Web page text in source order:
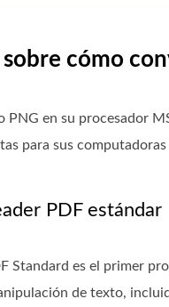
sobre cómo
PNG en su procesador
para sus
PDF estándar
Standard es el primer
de texto,